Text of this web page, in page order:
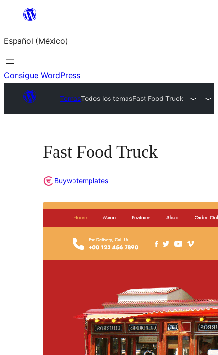
Saltar
contenido
Español (México)
Consigue WordPress
TemasTodos los temasFast Food Truck
Fast Food Truck
Buywptemplates